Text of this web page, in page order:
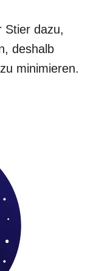
Stier dazu,
deshalb
minimieren.